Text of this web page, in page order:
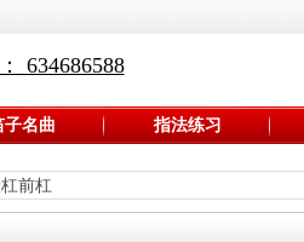
634686588
子名曲 指法练习
前杠